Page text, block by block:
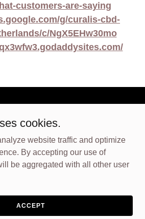
customers-are-saying
g/curalis-cbd-
c/NgX5EHw30mo
CBD Capsules Netherlands - All
Rights Reserved.
cookies.
website traffic and optimize
By accepting our use of
be aggregated with all other user
ACCEPT